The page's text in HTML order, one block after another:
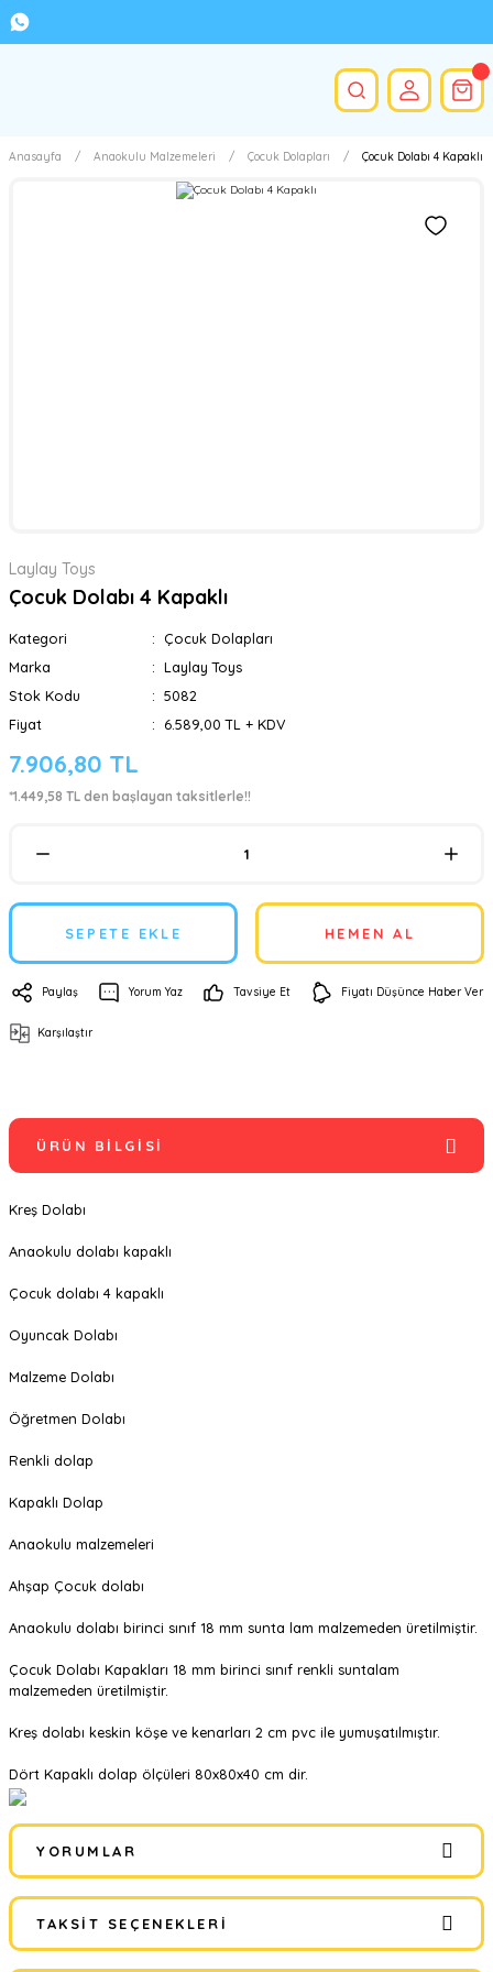
Anasayfa Anaokulu Malzemeleri Çocuk Dolapları Çocuk Dolabı 4 Kapaklı
Laylay Toys
Çocuk Dolabı 4 Kapaklı
Kategori
Çocuk Dolapları
Marka
Laylay Toys
Stok Kodu
5082
Fiyat
6.589,00 TL + KDV
7.906,80 TL
*1.449,58 TL den başlayan taksitlerle!!
SEPETE EKLE HEMEN AL
Paylaş Yorum Yaz Tavsiye Et Fiyatı Düşünce Haber Ver
Karşılaştır
ÜRÜN BILGISI
Kreş Dolabı
Anaokulu dolabı kapaklı
Çocuk dolabı 4 kapaklı
Oyuncak Dolabı
Malzeme Dolabı
Öğretmen Dolabı
Renkli dolap
Kapaklı Dolap
Anaokulu malzemeleri
Ahşap Çocuk dolabı
Anaokulu dolabı birinci sınıf 18 mm sunta lam malzemeden üretilmiştir.
Çocuk Dolabı Kapakları 18 mm birinci sınıf renkli suntalam
malzemeden üretilmiştir.
Kreş dolabı keskin köşe ve kenarları 2 cm pvc ile yumuşatılmıştır.
Dört Kapaklı dolap ölçüleri 80x80x40 cm dir.
YORUMLAR
Bu ürüne ilk yorumu siz yapın!
TAKSIT SEÇENEKLERI